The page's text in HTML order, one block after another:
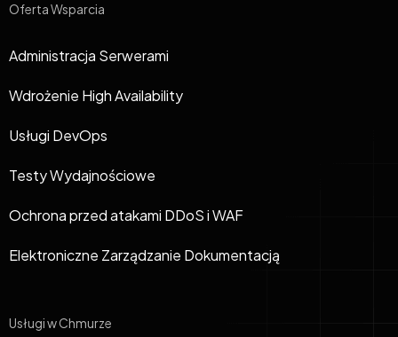
Oferta Wsparcia
Administracja Serwerami
Wdrożenie High Availability
Usługi DevOps
Testy Wydajnościowe
Ochrona przed atakami DDoS i WAF
Elektroniczne Zarządzanie Dokumentacją
Usługi w Chmurze